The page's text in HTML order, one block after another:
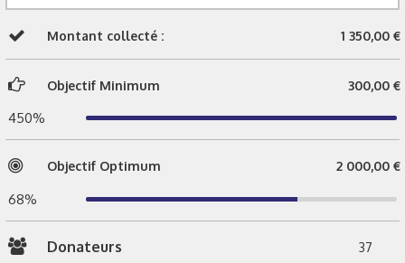
Montant collecté : 1 350,00 €
Objectif Minimum 300,00 €
450%
Objectif Optimum 2 000,00 €
68%
Donateurs 37